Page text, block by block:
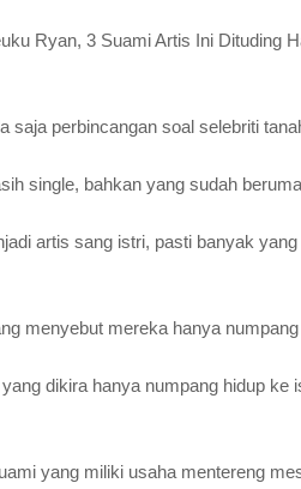
Ryan, 3 Suami Artis Ini Dituding
saja perbincangan soal selebriti
single, bahkan yang sudah
artis sang istri, pasti banyak
menyebut mereka hanya
dikira hanya numpang hidup ke
yang miliki usaha mentereng